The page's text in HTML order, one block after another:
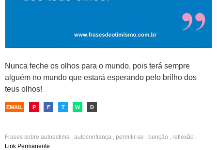
Nunca feche os olhos para o mundo, pois terá sempre
alguém no mundo que estará esperando pelo brilho dos
teus olhos!
EMAIL P F T W D
Frases sobre autoestima , autoconfiança , permitir-se , benção , reflexão ,
otimistas,facebook
Link Permanente